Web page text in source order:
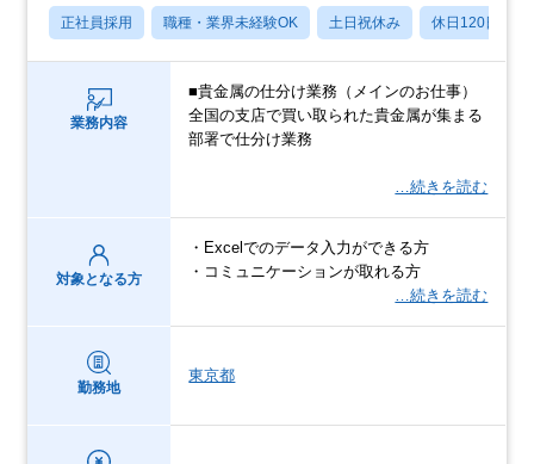
正社員採用 職種・業界未経験OK 土日祝休み 休日120日以上
業務内容
■貴金属の仕分け業務（メインのお仕事）
全国の支店で買い取られた貴金属が集まる
部署で仕分け業務
…続きを読む
対象となる方
・Excelでのデータ入力ができる方
・コミュニケーションが取れる方
…続きを読む
勤務地
東京都